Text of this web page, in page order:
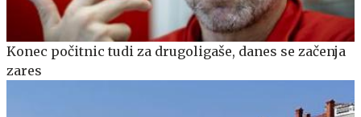
Konec počitnic tudi za drugoligaše, danes se začenja
zares